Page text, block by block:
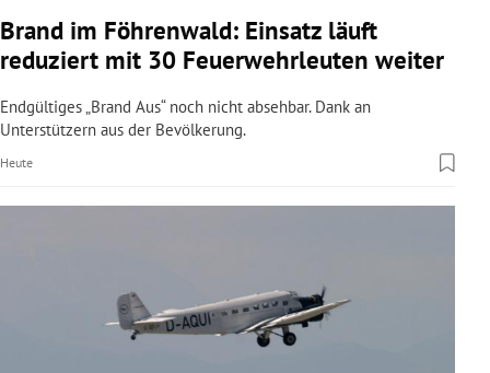
Brand im Föhrenwald: Einsatz läuft
reduziert mit 30 Feuerwehrleuten weiter
Endgültiges „Brand Aus“ noch nicht absehbar. Dank an
Unterstützern aus der Bevölkerung.
Heute